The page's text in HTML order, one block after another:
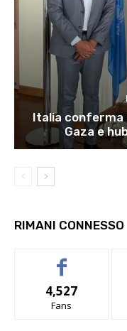
Italia conferma
Gaza e
RIMANI CONNESSO
4,527
Fans